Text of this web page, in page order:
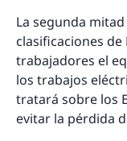
La segunda
clasificaciones
trabajadores el
los trabajos
tratará sobre los
evitar la pérdida